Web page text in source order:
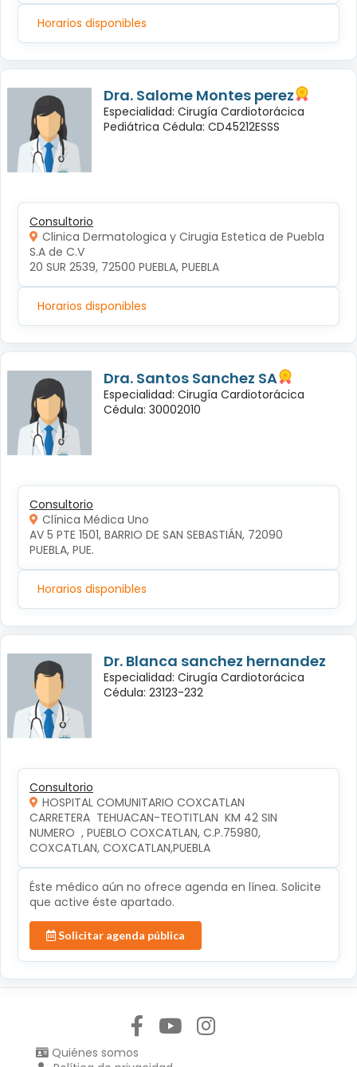
Horarios disponibles
Dra. Salome Montes perez
Especialidad: Cirugía Cardiotorácica
Pediátrica Cédula: CD45212ESSS
Consultorio
Clinica Dermatologica y Cirugia Estetica de Puebla
S.A de C.V
20 SUR 2539, 72500 PUEBLA, PUEBLA
Horarios disponibles
Dra. Santos Sanchez SA
Especialidad: Cirugía Cardiotorácica
Cédula: 30002010
Consultorio
Clínica Médica Uno
AV 5 PTE 1501, BARRIO DE SAN SEBASTIÁN, 72090
PUEBLA, PUE.
Horarios disponibles
Dr. Blanca sanchez hernandez
Especialidad: Cirugía Cardiotorácica
Cédula: 23123-232
Consultorio
HOSPITAL COMUNITARIO COXCATLAN
CARRETERA  TEHUACAN-TEOTITLAN  KM 42 SIN
NUMERO  , PUEBLO COXCATLAN, C.P.75980,
COXCATLAN, COXCATLAN,PUEBLA
Éste médico aún no ofrece agenda en línea. Solicite
que active éste apartado.
Solicitar agenda pública
Quiénes somos